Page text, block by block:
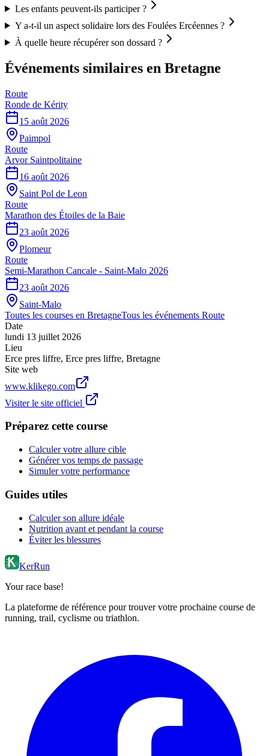
Les enfants peuvent-ils participer ?
Y a-t-il un aspect solidaire lors des Foulées Ercéennes ?
À quelle heure récupérer son dossard ?
Événements similaires en Bretagne
Route
Ronde de Kérity
15 août 2026
Paimpol
Route
Arvor Saintpolitaine
16 août 2026
Saint Pol de Leon
Route
Marathon des Étoiles de la Baie
23 août 2026
Plomeur
Route
Semi-Marathon Cancale - Saint-Malo 2026
23 août 2026
Saint-Malo
Toutes les courses en BretagneTous les événements Route
Date
lundi 13 juillet 2026
Lieu
Erce pres liffre, Erce pres liffre, Bretagne
Site web
www.klikego.com
Visiter le site officiel
Préparez cette course
Calculer votre allure cible
Générer vos temps de passage
Simuler votre performance
Guides utiles
Calculer son allure idéale
Nutrition avant et pendant la course
Éviter les blessures
KerRun
Your race base!
La plateforme de référence pour trouver votre prochaine course de
running, trail, cyclisme ou triathlon.